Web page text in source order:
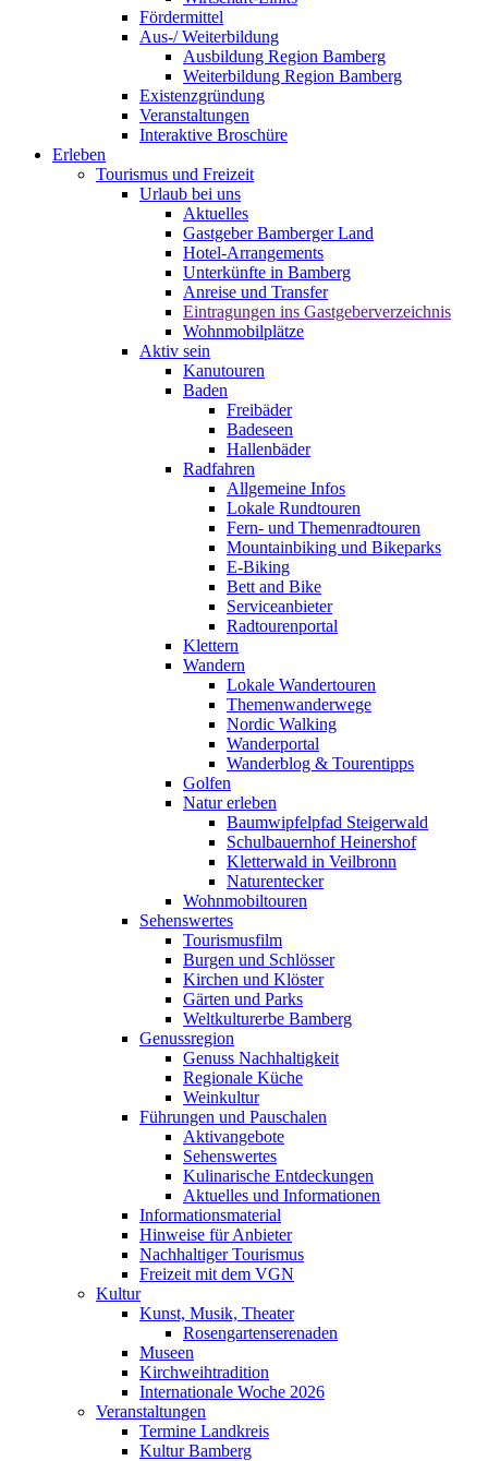
Fördermittel
Aus-/ Weiterbildung
Ausbildung Region Bamberg
Weiterbildung Region Bamberg
Existenzgründung
Veranstaltungen
Interaktive Broschüre
Erleben
Tourismus und Freizeit
Urlaub bei uns
Aktuelles
Gastgeber Bamberger Land
Hotel-Arrangements
Unterkünfte in Bamberg
Anreise und Transfer
Eintragungen ins Gastgeberverzeichnis
Wohnmobilplätze
Aktiv sein
Kanutouren
Baden
Freibäder
Badeseen
Hallenbäder
Radfahren
Allgemeine Infos
Lokale Rundtouren
Fern- und Themenradtouren
Mountainbiking und Bikeparks
E-Biking
Bett and Bike
Serviceanbieter
Radtourenportal
Klettern
Wandern
Lokale Wandertouren
Themenwanderwege
Nordic Walking
Wanderportal
Wanderblog & Tourentipps
Golfen
Natur erleben
Baumwipfelpfad Steigerwald
Schulbauernhof Heinershof
Kletterwald in Veilbronn
Naturentecker
Wohnmobiltouren
Sehenswertes
Tourismusfilm
Burgen und Schlösser
Kirchen und Klöster
Gärten und Parks
Weltkulturerbe Bamberg
Genussregion
Genuss Nachhaltigkeit
Regionale Küche
Weinkultur
Führungen und Pauschalen
Aktivangebote
Sehenswertes
Kulinarische Entdeckungen
Aktuelles und Informationen
Informationsmaterial
Hinweise für Anbieter
Nachhaltiger Tourismus
Freizeit mit dem VGN
Kultur
Kunst, Musik, Theater
Rosengartenserenaden
Museen
Kirchweihtradition
Internationale Woche 2026
Veranstaltungen
Termine Landkreis
Kultur Bamberg